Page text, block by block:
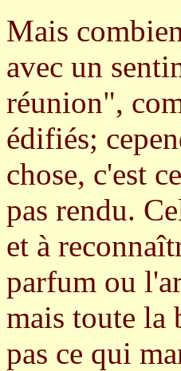
Mais
avec un
réunion",
édifiés;
chose, c'est
pas rendu.
et à
parfum ou
mais toute la
pas ce qui